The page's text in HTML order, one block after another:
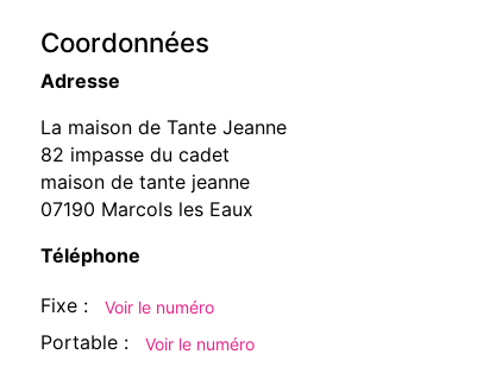
Coordonnées
Adresse
La maison de Tante Jeanne
82 impasse du cadet
maison de tante jeanne
07190 Marcols les Eaux
Téléphone
Fixe : Voir le numéro
Portable : Voir le numéro